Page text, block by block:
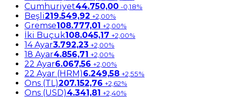
Cumhuriyet44.750,00 -0,18%
Beşli219.549,92 +2,00%
Gremse108.777,01 +2,00%
İki Buçuk108.045,17 +2,00%
14 Ayar3.792,23 +2,00%
18 Ayar4.856,71 +2,00%
22 Ayar6.067,56 +2,00%
22 Ayar (HRM)6.249,58 +2,55%
Ons (TL)207.152,76 +2,62%
Ons (USD)4.341,81 +2,40%